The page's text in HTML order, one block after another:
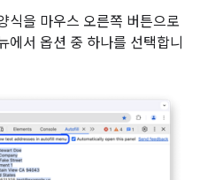
식을 마우스 오른쪽 버튼으로
에서 옵션 중 하나를 선택합니